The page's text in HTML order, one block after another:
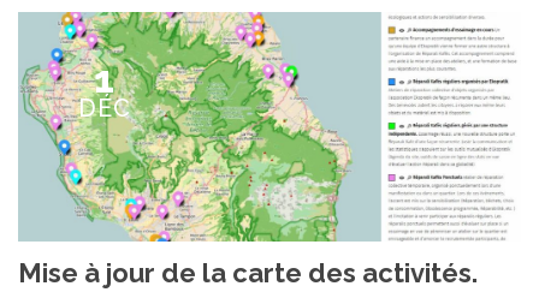
1
DÉC
Mise à jour de la carte des activités.